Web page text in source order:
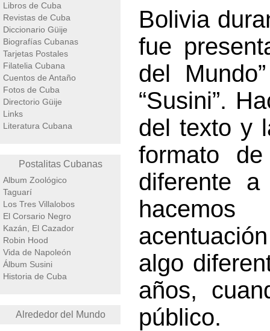
Libros de Cuba
Revistas de Cuba
Diccionario Güije
Biografías Cubanas
Tarjetas Postales
Filatelia Cubana
Cuentos de Antaño
Fotos de Cuba
Directorio Güije
Links
Literatura Cubana
Postalitas Cubanas
Album Zoológico
Taguarí
Los Tres Villalobos
El Corsario Negro
Kazán, El Cazador
Robin Hood
Vida de Napoleón
Álbum Susini
Historia de Cuba
Alrededor del Mundo
Bolivia
fue
del
“Susini”.
del texto y
formato
diferente
algo
años,
público.